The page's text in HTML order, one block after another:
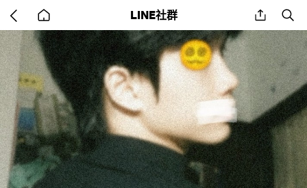
back
to
home
LINE社群 share